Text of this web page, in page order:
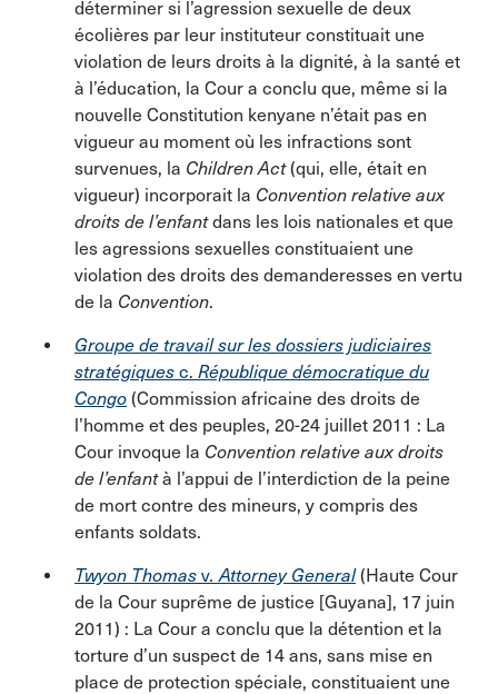
déterminer si l’agression sexuelle de deux
écolières par leur instituteur constituait une
violation de leurs droits à la dignité, à la santé et
à l’éducation, la Cour a conclu que, même si la
nouvelle Constitution kenyane n’était pas en
vigueur au moment où les infractions sont
survenues, la Children Act(qui, elle, était en
vigueur) incorporait la Convention relative aux
droits de l’enfantdans les lois nationales et que
les agressions sexuelles constituaient une
violation des droits des demanderesses en vertu
de la Convention.
Groupe de travail sur les dossiers judiciaires
stratégiques c. République démocratique du
Congo (Commission africaine des droits de
l’homme et des peuples, 20-24 juillet 2011 : La
Cour invoque la Convention relative aux droits
de l’enfantà l’appui de l’interdiction de la peine
de mort contre des mineurs, y compris des
enfants soldats.
Twyon Thomas v. Attorney General(Haute Cour
de la Cour suprême de justice [Guyana], 17 juin
2011) : La Cour a conclu que la détention et la
torture d’un suspect de 14 ans, sans mise en
place de protection spéciale, constituaient une